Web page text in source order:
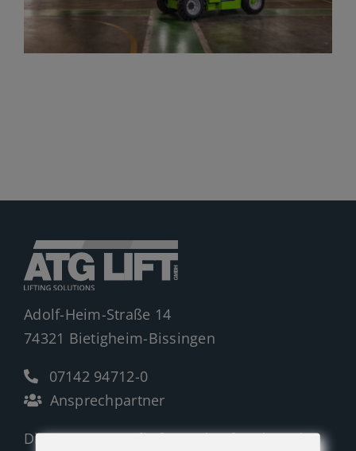
News
Adolf-Heim-Straße 14
74321 Bietigheim-Bissingen
07142 94712-0
Ansprechpartner
Die ATG LIFT Profis für Verkauf und Service